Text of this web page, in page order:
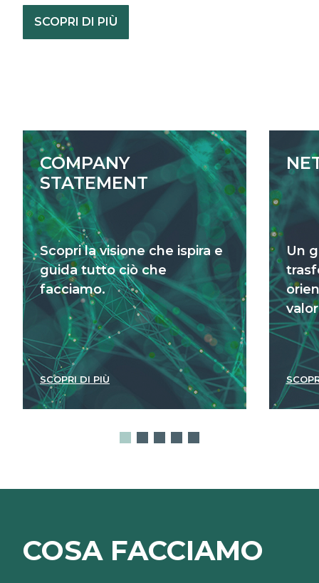
SCOPRI DI PIÙ
COMPANY
STATEMENT
Scopri la visione che ispira e
guida tutto ciò che
facciamo.
SCOPRI DI PIÙ
Un
COSA FACCIAMO